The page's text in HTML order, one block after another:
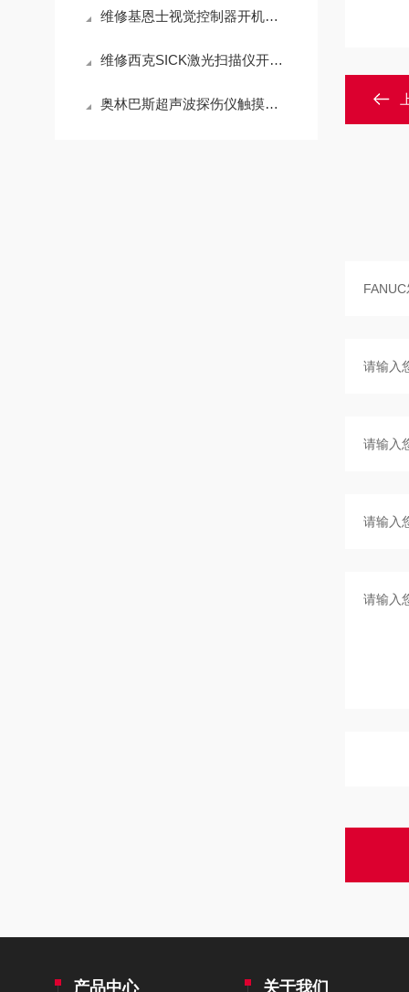
维修基恩士视觉控制器开机电源指示灯不亮（包修好）
维修西克SICK激光扫描仪开机启动没反应（当天修好故障）
奥林巴斯超声波探伤仪触摸点击失灵维修解决方法
产品中心 关于我们